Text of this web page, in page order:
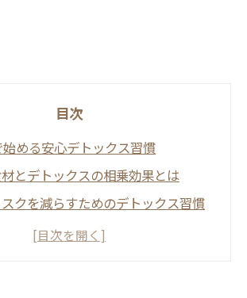
目次
める安心デトックス習慣
とデトックスの相乗効果とは
クを減らすためのデトックス習慣
不要物排出を促す有機生活